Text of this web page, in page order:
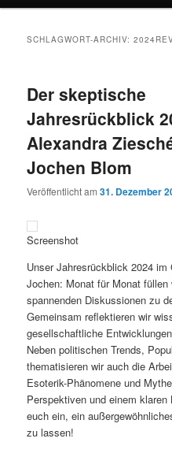
SCHLAGWORT-ARCHIV:
Der skeptische
Jahresrückblick
Alexandra
Jochen Blom
Veröffentlicht am31. Dezember
Screenshot
Unser Jahresrückblick 2024
Jochen: Monat für Monat
spannenden Diskussionen zu
Gemeinsam reflektieren wir
gesellschaftliche
Neben politischen Trends,
thematisieren wir auch die
Esoterik-Phänomene und
Perspektiven und einem
euch ein, ein
zu lassen!